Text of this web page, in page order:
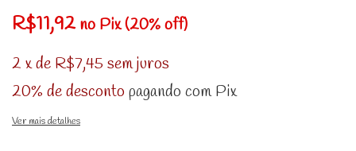
R$11,92 no Pix (20% off)
2 xde R$7,45 sem juros
20% de desconto pagando com Pix
Ver mais detalhes